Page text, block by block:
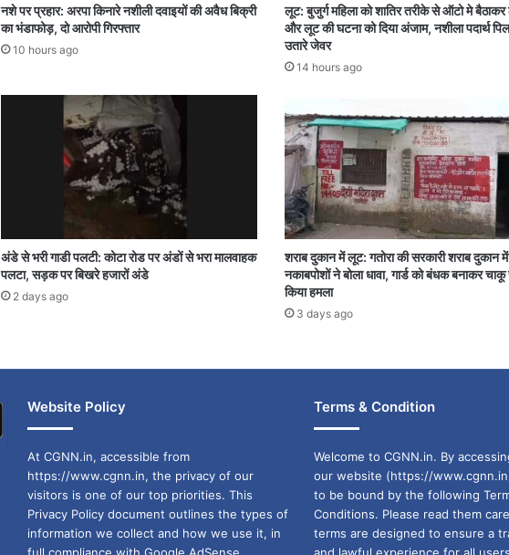
नशे पर प्रहार: अरपा किनारे नशीली दवाइयों की अवैध बिक्री
का भंडाफोड़, दो आरोपी गिरफ्तार
10 hours ago
लूट: बुजुर्ग महिला को शातिर तरीके से ऑटो मे बैठाकर
और लूट की घटना को दिया अंजाम, नशीला पदार्थ
उतारे जेवर
14 hours ago
अंडे से भरी गाडी पलटी: कोटा रोड पर अंडों से भरा मालवाहक
पलटा, सड़क पर बिखरे हजारों अंडे
2 days ago
शराब दुकान में लूट: गतोरा की सरकारी शराब दुकान
नकाबपोशों ने बोला धावा, गार्ड को बंधक बनाकर
किया हमला
3 days ago
Website Policy
At CGNN.in, accessible from
https://www.cgnn.in, the privacy of our
visitors is one of our top priorities. This
Privacy Policy document outlines the types of
information we collect and how we use it, in
Terms & Condition
Welcome to CGNN.in. By
our website (https://
to be bound by the following
Conditions. Please read them
terms are designed to ensure a